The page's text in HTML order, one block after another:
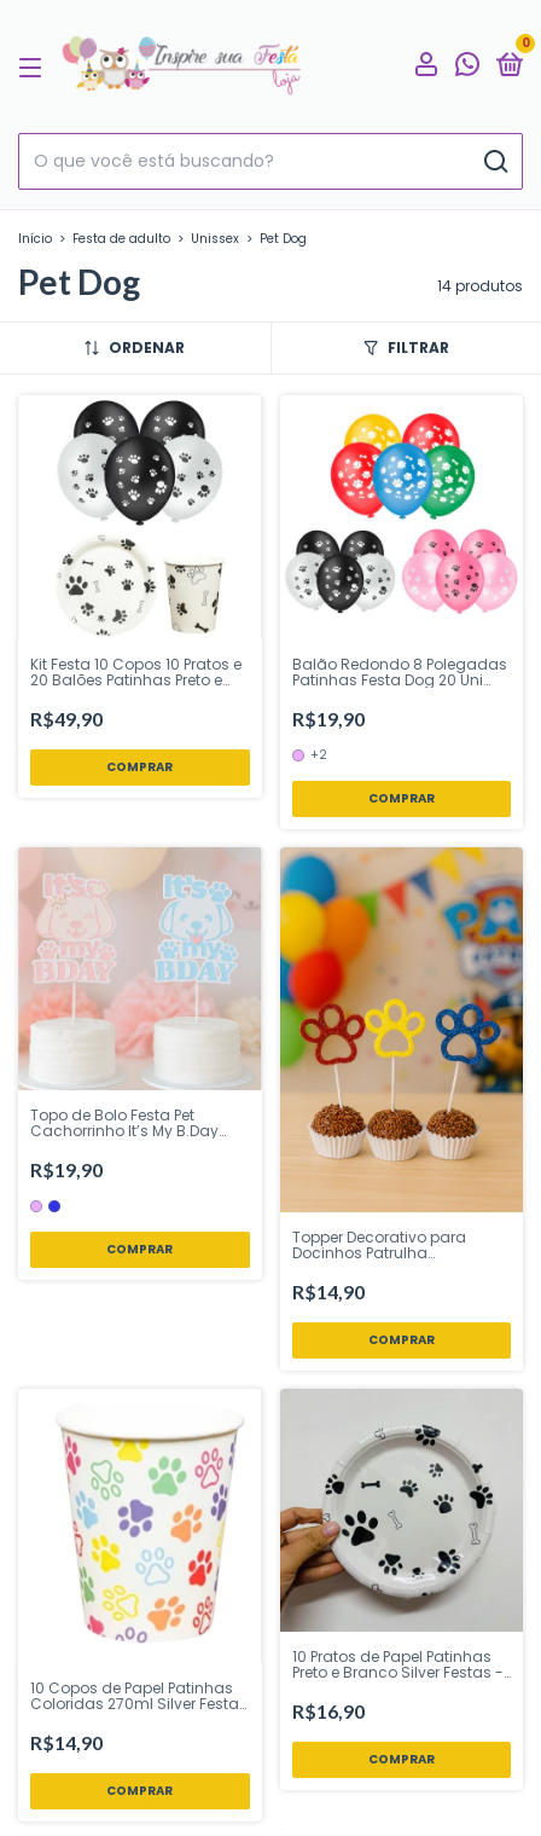
0
Início > Festa de adulto > Unissex > Pet Dog
Pet Dog 14 produtos
ORDENAR FILTRAR
Kit Festa 10 Copos 10 Pratos e
20 Balões Patinhas Preto e
sua Festa Loja
R$49,90
Balão Redondo 8 Polegadas
Patinhas Festa Dog 20 Uni
Festa Loja
R$19,90
+2
COMPRAR
Topo de Bolo Festa Pet
Cachorrinho It’s My B.Day
Inspire sua Festa Loja
R$19,90
COMPRAR
Topper Decorativo para
Docinhos Patrulha
6 Unidades Vivarte - Inspire
sua Festa Loja
R$14,90
10 Copos de Papel Patinhas
Coloridas 270ml Silver Festas
R$14,90
10 Pratos de Papel Patinhas
Preto e Branco Silver Festas -
R$16,90